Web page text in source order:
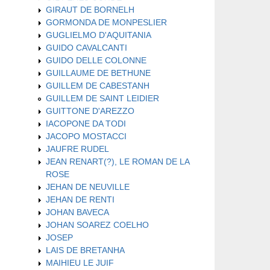
GIRAUT DE BORNELH
GORMONDA DE MONPESLIER
GUGLIELMO D'AQUITANIA
GUIDO CAVALCANTI
GUIDO DELLE COLONNE
GUILLAUME DE BETHUNE
GUILLEM DE CABESTANH
GUILLEM DE SAINT LEIDIER
GUITTONE D'AREZZO
IACOPONE DA TODI
JACOPO MOSTACCI
JAUFRE RUDEL
JEAN RENART(?), LE ROMAN DE LA
ROSE
JEHAN DE NEUVILLE
JEHAN DE RENTI
JOHAN BAVECA
JOHAN SOAREZ COELHO
JOSEP
LAIS DE BRETANHA
MAIHIEU LE JUIF